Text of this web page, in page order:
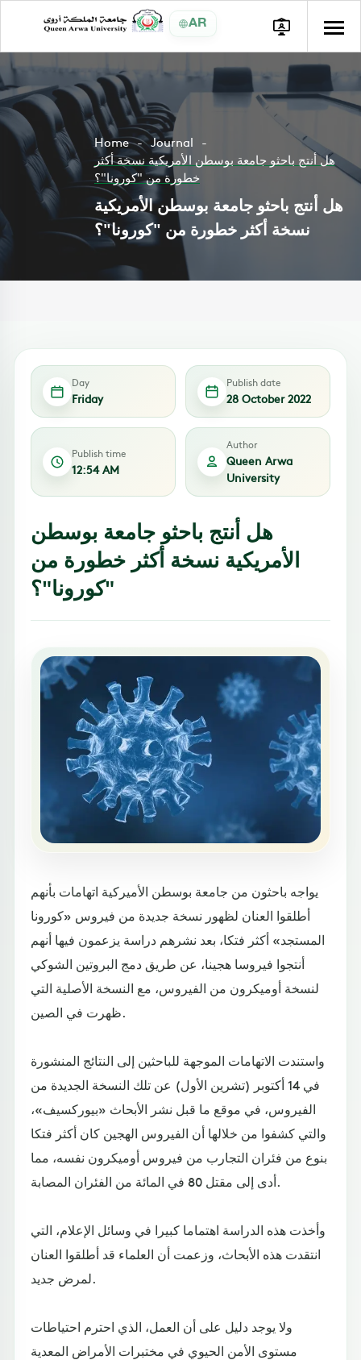
AR
Home
Journal
هل أنتج باحثو جامعة بوسطن الأمريكية نسخة أكثر
خطورة من "كورونا"؟
هل أنتج باحثو جامعة بوسطن الأمريكية
نسخة أكثر خطورة من "كورونا"؟
Day
Friday
Publish date
28 October 2022
Publish time
12:54 AM
Author
Queen Arwa
University
هل أنتج باحثو جامعة بوسطن
الأمريكية نسخة أكثر خطورة من
"كورونا"؟
يواجه باحثون من جامعة بوسطن الأميركية اتهامات بأنهم
أطلقوا العنان لظهور نسخة جديدة من فيروس «كورونا
المستجد» أكثر فتكا، بعد نشرهم دراسة يزعمون فيها أنهم
أنتجوا فيروسا هجينا، عن طريق دمج البروتين الشوكي
لنسخة أوميكرون من الفيروس، مع النسخة الأصلية التي
ظهرت في الصين.
واستندت الاتهامات الموجهة للباحثين إلى النتائج المنشورة
في 14 أكتوبر (تشرين الأول) عن تلك النسخة الجديدة من
الفيروس، في موقع ما قبل نشر الأبحاث «بيوركسيف»،
والتي كشفوا من خلالها أن الفيروس الهجين كان أكثر فتكا
بنوع من فئران التجارب من فيروس أوميكرون نفسه، مما
أدى إلى مقتل 80 في المائة من الفئران المصابة.
وأخذت هذه الدراسة اهتماما كبيرا في وسائل الإعلام، التي
انتقدت هذه الأبحاث، وزعمت أن العلماء قد أطلقوا العنان
لمرض جديد.
ولا يوجد دليل على أن العمل، الذي احترم احتياطات
مستوى الأمن الحيوي في مختبرات الأمراض المعدية